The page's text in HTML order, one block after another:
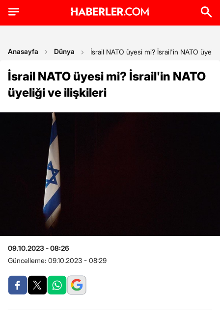
Anasayfa Dünya İsrail NATO üyesi mi? İsrail'in NATO
İsrail NATO üyesi mi? İsrail'in NATO
üyeliği ve ilişkileri
09.10.2023 - 08:26
Güncelleme: 09.10.2023 - 08:29